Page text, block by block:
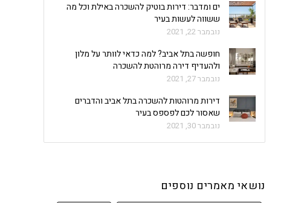
ים ומדבר: דירות בוטיק להשכרה באילת וכל מה
ששווה לעשות בעיר
נובמבר 22, 2021
חופשה בתל אביב? למה כדאי לוותר על מלון
ולהעדיף דירה מרוהטת להשכרה
נובמבר 27, 2021
דירות מרוהטות להשכרה בתל אביב והדברים
שאסור לכם לפספס בעיר
נובמבר 30, 2021
נושאי מאמרים נוספים